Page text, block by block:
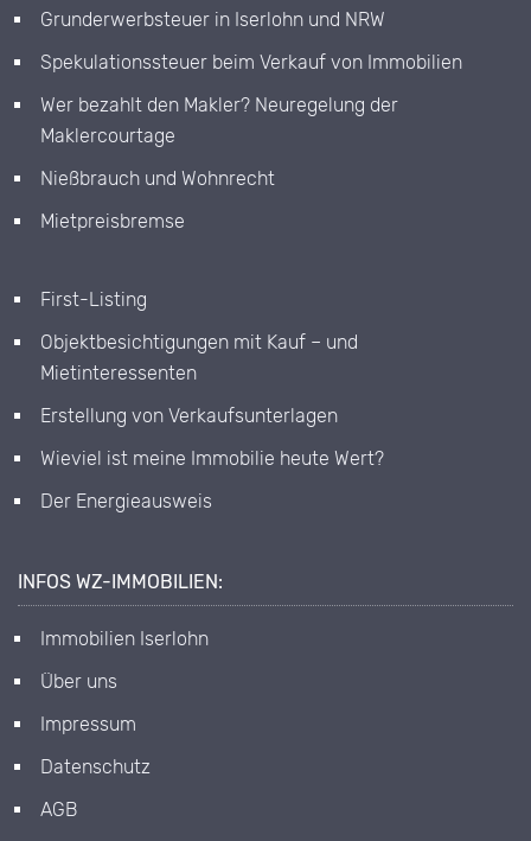
Grunderwerbsteuer in Iserlohn und NRW
Spekulationssteuer beim Verkauf von Immobilien
Wer bezahlt den Makler? Neuregelung der
Maklercourtage
Nießbrauch und Wohnrecht
Mietpreisbremse
First-Listing
Objektbesichtigungen mit Kauf – und
Mietinteressenten
Erstellung von Verkaufsunterlagen
Wieviel ist meine Immobilie heute Wert?
Der Energieausweis
INFOS WZ-IMMOBILIEN:
Immobilien Iserlohn
Über uns
Impressum
Datenschutz
AGB